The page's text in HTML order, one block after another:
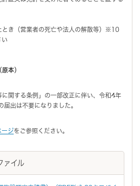
き（営業者の死亡や法人の解散等）※10
い
原本）
関する条例」の一部改正に伴い、令和4年
出は不要になりました。
ージをご参照ください。
ァイル